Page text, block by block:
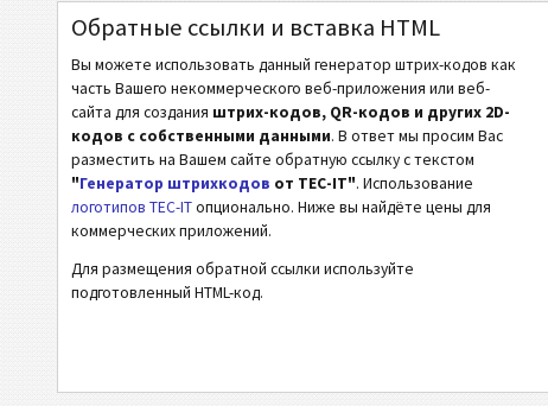
Wi-Fi Коды
Обратные ссылки и вставка HTML
Вы можете использовать данный генератор штрих-кодов как
часть Вашего некоммерческого веб-приложения или веб-
сайта для создания штрих-кодов, QR-кодов и других 2D-
кодов с собственными данными. В ответ мы просим Вас
разместить на Вашем сайте обратную ссылку с текстом
"Генератор штрихкодов от TEC-IT". Использование
логотипов TEC-ITопционально. Ниже вы найдёте цены для
коммерческих приложений.
Для размещения обратной ссылки используйте
подготовленный HTML-код.